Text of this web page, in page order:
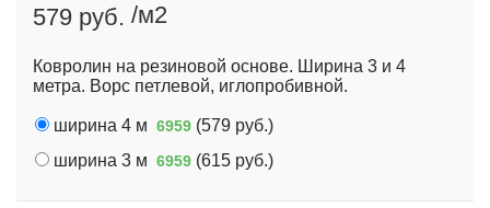
579 руб. /м2
Ковролин на резиновой основе. Ширина 3 и 4
метра. Ворс петлевой, иглопробивной.
ширина 4 м 6959 (579 руб.)
ширина 3 м 6959 (615 руб.)